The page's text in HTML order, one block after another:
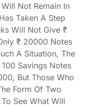
Not Remain In
Taken A Step
Will Not Give ₹
₹ 20000 Notes
A Situation, The
Savings Notes
But Those Who
Form Of Two
See What Will